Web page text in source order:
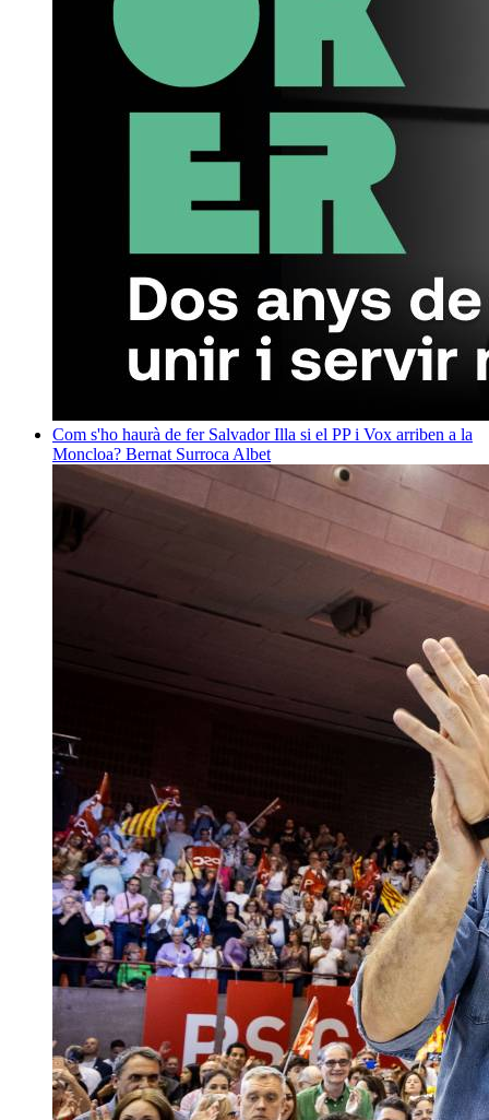
Com s'ho haurà de fer Salvador Illa si el PP i Vox arriben a la
Moncloa? Bernat Surroca Albet